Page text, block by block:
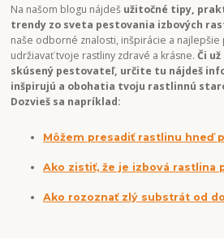
Na našom blogu nájdeš užitočné tipy,
trendy zo sveta pestovania izbových
naše odborné znalosti, inšpirácie a
udržiavať tvoje rastliny zdravé a krásne.Či
skúsený pestovateľ, určite tu nájdeš
inšpirujú a obohatia tvoju rastlinnú
Dozvieš sa napríklad:
Môžem presadiť rastlinu hneď
Ako zistiť, že je izbová rastlina
Ako rozoznať zlý substrát od